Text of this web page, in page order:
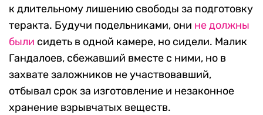
к длительному лишению свободы за подготовку
теракта. Будучи подельниками, они не должны
были сидеть в одной камере, но сидели. Малик
Гандалоев, сбежавший вместе с ними, но в
захвате заложников не участвовавший,
отбывал срок за изготовление и незаконное
хранение взрывчатых веществ.